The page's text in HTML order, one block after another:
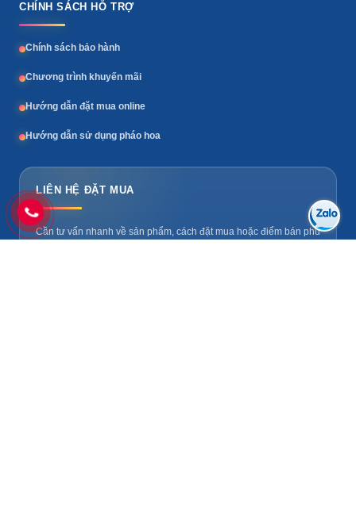
CHÍNH SÁCH HỖ TRỢ
Chính sách bảo hành
Chương trình khuyến mãi
Hướng dẫn đặt mua online
Hướng dẫn sử dụng pháo hoa
LIÊN HỆ ĐẶT MUA
Cần tư vấn nhanh về sản phẩm, cách đặt mua hoặc điểm bán phù